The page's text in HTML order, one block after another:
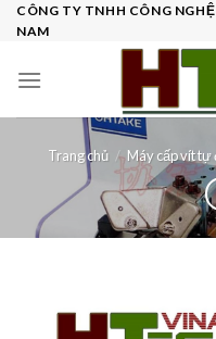
SkipCÔNG TY TNHH CÔNG
NAM
Trang chủ / Máy cấp vít tự